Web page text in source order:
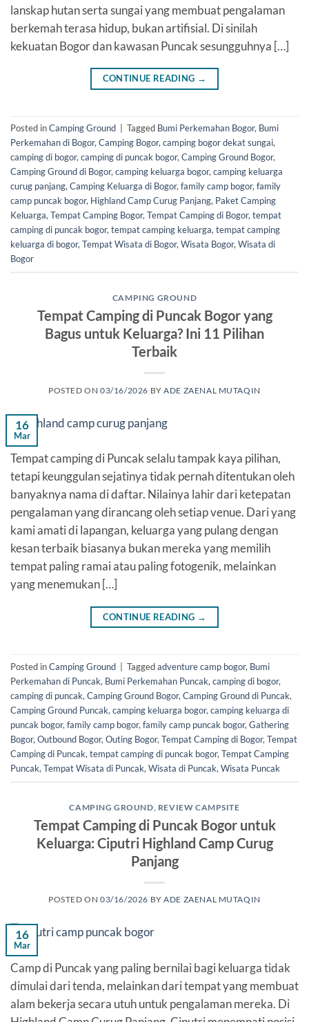
lanskap hutan serta sungai yang membuat pengalaman
berkemah terasa hidup, bukan artifisial. Di sinilah
kekuatan Bogor dan kawasan Puncak sesungguhnya […]
CONTINUE READING →
Posted inCamping Ground Tagged Bumi Perkemahan Bogor, Bumi
Perkemahan di Bogor,Camping Bogor,camping bogor dekat sungai,
camping di bogor,camping di puncak bogor,Camping Ground Bogor,
Camping Ground di Bogor,camping keluarga bogor,camping keluarga
curug panjang,Camping Keluarga di Bogor,family camp bogor,family
camp puncak bogor, Highland Camp Curug Panjang, Paket Camping
Keluarga,Tempat Camping Bogor,Tempat Camping di Bogor,tempat
camping di puncak bogor,tempat camping keluarga,tempat camping
keluarga di bogor,Tempat Wisata di Bogor,Wisata Bogor,Wisata di
Bogor
CAMPING GROUND
Tempat Camping di Puncak Bogor yang
Bagus untuk Keluarga? Ini 11 Pilihan
Terbaik
POSTED ON03/16/2026 BYADE ZAENAL MUTAQIN
16
Mar
Tempat camping di Puncak selalu tampak kaya pilihan,
tetapi keunggulan sejatinya tidak pernah ditentukan oleh
banyaknya nama di daftar. Nilainya lahir dari ketepatan
pengalaman yang dirancang oleh setiap venue. Dari yang
kami amati di lapangan, keluarga yang pulang dengan
kesan terbaik biasanya bukan mereka yang memilih
tempat paling ramai atau paling fotogenik, melainkan
yang menemukan […]
CONTINUE READING →
Posted inCamping Ground Taggedadventure camp bogor, Bumi
Perkemahan di Puncak, Bumi Perkemahan Puncak, camping di bogor,
camping di puncak, Camping Ground Bogor, Camping Ground di Puncak,
Camping Ground Puncak, camping keluarga bogor, camping keluarga di
puncak bogor, family camp bogor, family camp puncak bogor, Gathering
Bogor, Outbound Bogor, Outing Bogor, Tempat Camping di Bogor, Tempat
Camping di Puncak, tempat camping di puncak bogor, Tempat Camping
Puncak, Tempat Wisata di Puncak, Wisata di Puncak, Wisata Puncak
CAMPING GROUND REVIEW CAMPSITE
Tempat Camping di Puncak Bogor untuk
Keluarga: Ciputri Highland Camp Curug
Panjang
POSTED ON03/16/2026 BYADE ZAENAL MUTAQIN
16
Mar
Camp di Puncak yang paling bernilai bagi keluarga tidak
dimulai dari tenda, melainkan dari tempat yang membuat
alam bekerja secara utuh untuk pengalaman mereka. Di